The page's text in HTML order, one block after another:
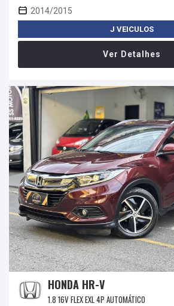
2014/2015
J VEICULOS
Ver Detalhes
HONDA HR-V
1.8 16V FLEX EXL 4P AUTOMÁTICO